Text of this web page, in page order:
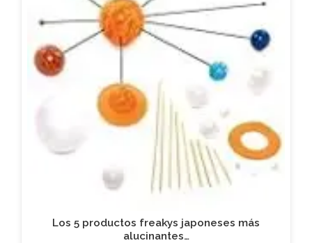
Los 5 productos freakys japoneses más
alucinantes…